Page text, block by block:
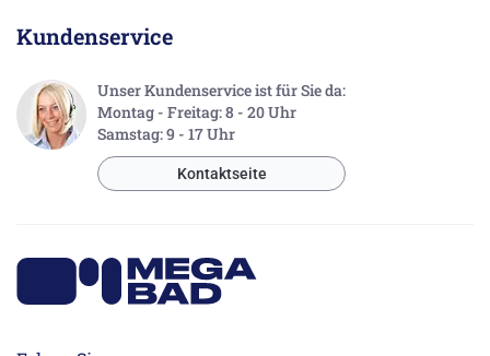
Kundenservice
Unser Kundenservice ist für Sie da:
Montag - Freitag: 8 - 20 Uhr
Samstag: 9 - 17 Uhr
Kontaktseite